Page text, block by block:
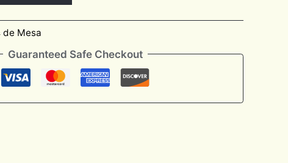
de Mesa
Guaranteed Safe Checkout